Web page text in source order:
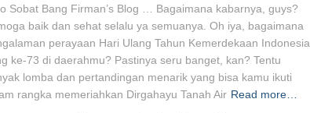
Sobat Bang Firman’s Blog … Bagaimana kabarnya, guys?
baik dan sehat selalu ya semuanya. Oh iya, bagaimana
perayaan Hari Ulang Tahun Kemerdekaan Indonesia
ke-73 di daerahmu? Pastinya seru banget, kan? Tentu
lomba dan pertandingan menarik yang bisa kamu ikuti
rangka memeriahkan Dirgahayu Tanah Air Read more…